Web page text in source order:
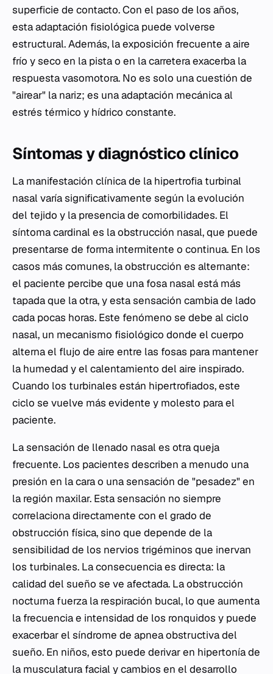
superficie de contacto. Con el paso de los años,
esta adaptación fisiológica puede volverse
estructural. Además, la exposición frecuente a aire
frío y seco en la pista o en la carretera exacerba la
respuesta vasomotora. No es solo una cuestión de
"airear" la nariz; es una adaptación mecánica al
estrés térmico y hídrico constante.
Síntomas y diagnóstico clínico
La manifestación clínica de la hipertrofia turbinal
nasal varía significativamente según la evolución
del tejido y la presencia de comorbilidades. El
síntoma cardinal es la obstrucción nasal, que puede
presentarse de forma intermitente o continua. En los
casos más comunes, la obstrucción es alternante:
el paciente percibe que una fosa nasal está más
tapada que la otra, y esta sensación cambia de lado
cada pocas horas. Este fenómeno se debe al ciclo
nasal, un mecanismo fisiológico donde el cuerpo
alterna el flujo de aire entre las fosas para mantener
la humedad y el calentamiento del aire inspirado.
Cuando los turbinales están hipertrofiados, este
ciclo se vuelve más evidente y molesto para el
paciente.
La sensación de llenado nasal es otra queja
frecuente. Los pacientes describen a menudo una
presión en la cara o una sensación de "pesadez" en
la región maxilar. Esta sensación no siempre
correlaciona directamente con el grado de
obstrucción física, sino que depende de la
sensibilidad de los nervios trigéminos que inervan
los turbinales. La consecuencia es directa: la
calidad del sueño se ve afectada. La obstrucción
nocturna fuerza la respiración bucal, lo que aumenta
la frecuencia e intensidad de los ronquidos y puede
exacerbar el síndrome de apnea obstructiva del
sueño. En niños, esto puede derivar en hipertonía de
la musculatura facial y cambios en el desarrollo